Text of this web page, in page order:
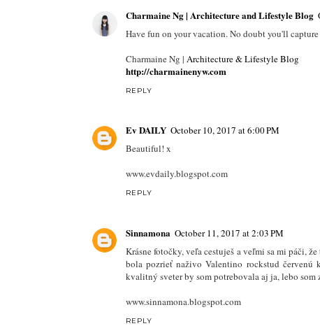
Charmaine Ng | Architecture and Lifestyle Blog
Have fun on your vacation. No doubt you'll
Charmaine Ng | Architecture & Lifestyle Blog
http://charmainenyw.com
REPLY
Ev DAILY October 10, 2017 at 6:00 PM
Beautiful! x
www.evdaily.blogspot.com
REPLY
Sinnamona October 11, 2017 at 2:03 PM
Krásne fotočky, veľa cestuješ a veľmi sa mi páči,
bola pozrieť naživo Valentino rockstud
kvalitný sveter by som potrebovala aj ja, lebo som
www.sinnamona.blogspot.com
REPLY